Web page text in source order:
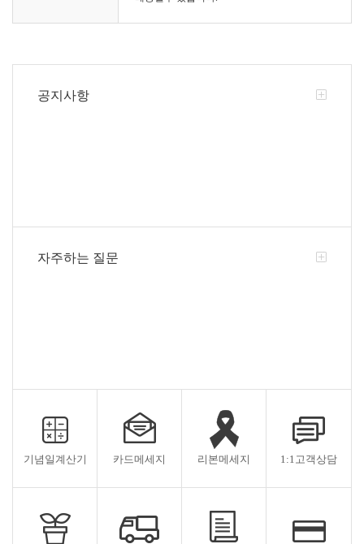
공지사항
자주하는 질문
기념일계산기 카드메세지 리본메세지 1:1고객상담